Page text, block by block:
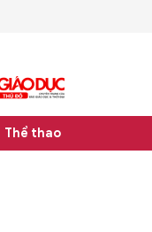
Thể thao